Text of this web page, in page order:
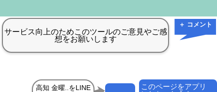
＋ コメント
このページをアプリ